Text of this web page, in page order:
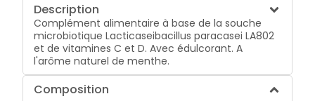
Description
Complément alimentaire à base de la souche
microbiotique Lacticaseibacillus paracasei LA802
et de vitamines C et D. Avec édulcorant. A
l'arôme naturel de menthe.
Composition